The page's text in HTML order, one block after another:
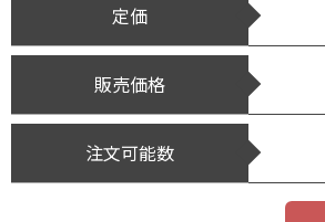
定価
販売価格
注文可能数